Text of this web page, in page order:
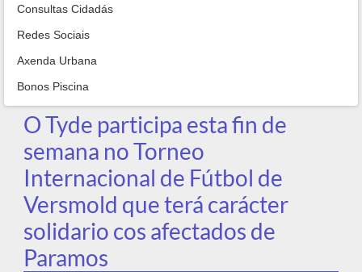
Consultas Cidadás
Redes Sociais
Axenda Urbana
Bonos Piscina
O Tyde participa esta fin de
semana no Torneo
Internacional de Fútbol de
Versmold que terá carácter
solidario cos afectados de
Paramos